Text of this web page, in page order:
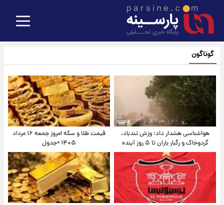
گوناگون
هواشناسی هشدار داد: وزش تندباد،
گردوخاک و رگبار باران تا ۵ روز آینده
قیمت طلا و سکه امروز جمعه ۱۶ مرداد
۱۴۰۵ +جدول